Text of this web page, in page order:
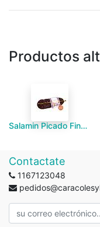
Productos
Salamin Picado Fino "Torgelon 58" Unidad 200g
Contactate
1167123048